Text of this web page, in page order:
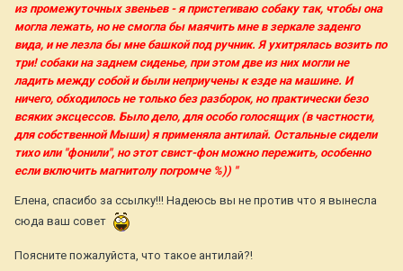
из промежуточных звеньев - я пристегиваю собаку так, чтобы она
могла лежать, но не смогла бы маячить мне в зеркале заденго
вида, и не лезла бы мне башкой под ручник. Я ухитрялась возить по
три! собаки на заднем сиденье, при этом две из них могли не
ладить между собой и были неприучены к езде на машине. И
ничего, обходилось не только без разборок, но практически безо
всяких эксцессов. Было дело, для особо голосящих (в частности,
для собственной Мыши) я применяла антилай. Остальные сидели
тихо или "фонили", но этот свист-фон можно пережить, особенно
если включить магнитолу погромче %)) "
Елена, спасибо за ссылку!!! Надеюсь вы не против что я вынесла
сюда ваш совет
Поясните пожалуйста, что такое антилай?!